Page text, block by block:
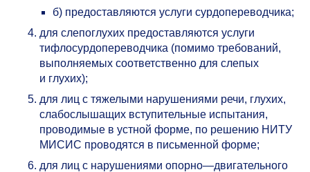
б) предоставляются услуги сурдопереводчика;
для слепоглухих предоставляются услуги
тифлосурдопереводчика (помимо требований,
выполняемых соответственно для слепых
и глухих);
для лиц с тяжелыми нарушениями речи, глухих,
слабослышащих вступительные испытания,
проводимые в устной форме, по решению НИТУ
МИСИС проводятся в письменной форме;
для лиц с нарушениями опорно—двигательного